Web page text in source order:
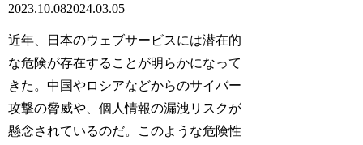
2023.10.082024.03.05
近年、日本のウェブサービスには潜在的
な危険が存在することが明らかになって
きた。中国やロシアなどからのサイバー
攻撃の脅威や、個人情報の漏洩リスクが
懸念されているのだ。このような危険性